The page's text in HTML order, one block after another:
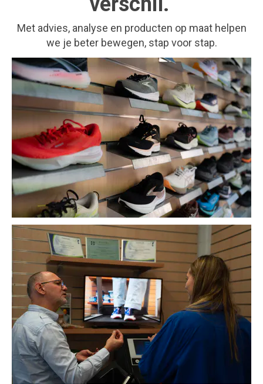
Met advies, analyse en producten op maat helpen
we je beter bewegen, stap voor stap.